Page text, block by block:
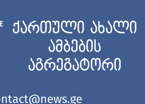
ქართული ახალი
ამბების
აგრეგატორი